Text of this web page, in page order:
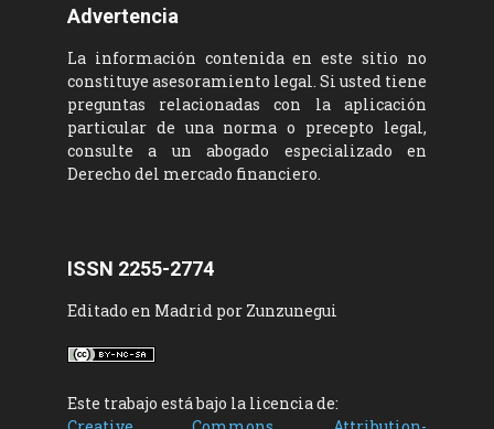
Advertencia
La información contenida en este sitio no
constituye asesoramiento legal. Si usted tiene
preguntas relacionadas con la aplicación
particular de una norma o precepto legal,
consulte a un abogado especializado en
Derecho del mercado financiero.
ISSN 2255-2774
Editado en Madrid por Zunzunegui
Este trabajo está bajo la licencia de: